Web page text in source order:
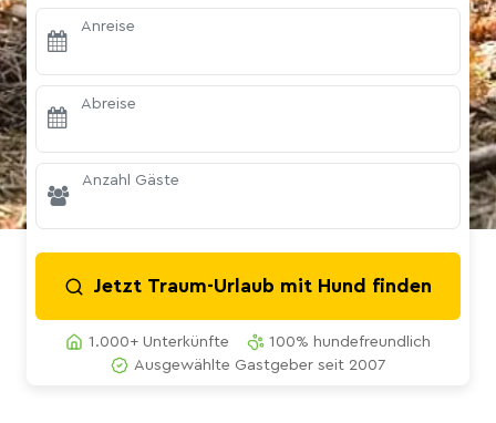
Anreise
Abreise
Anzahl Gäste
Jetzt Traum-Urlaub mit Hund finden
1.000+ Unterkünfte
100% hundefreundlich
Ausgewählte Gastgeber seit 2007